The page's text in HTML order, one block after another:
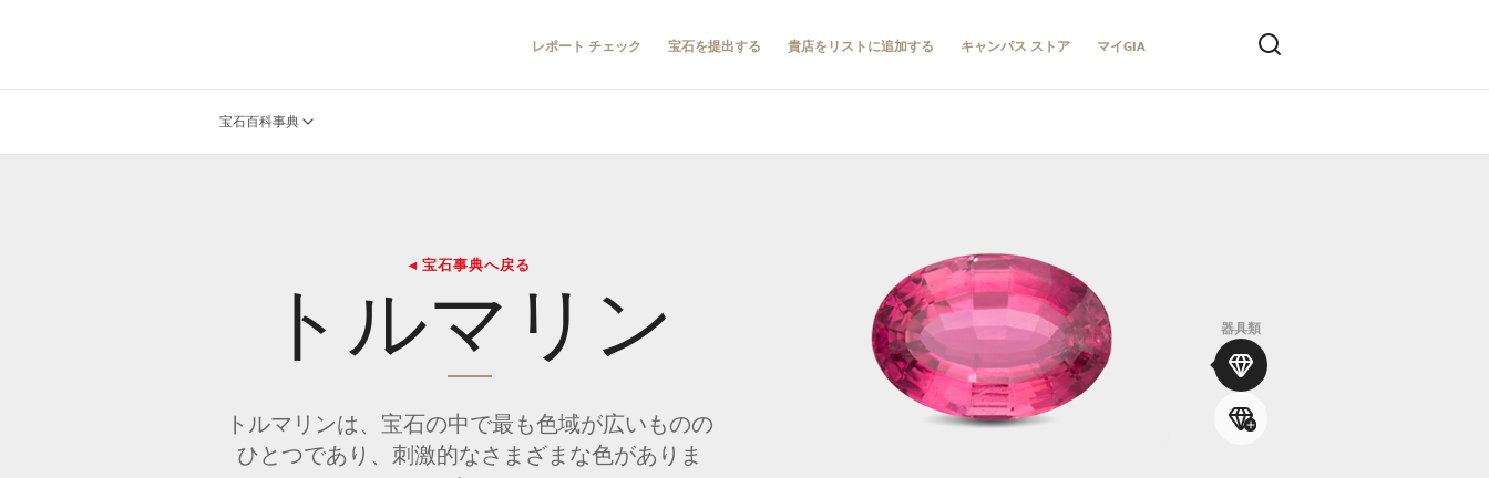
レポート チェック 宝石を提出する 貴店をリストに追加する キャンパス ストア マイGIA
宝石百科事典
◂ 宝石事典へ戻る
トルマリン
トルマリンは、宝石の中で最も色域が広いものの
ひとつであり、刺激的なさまざまな色がありま
器具類